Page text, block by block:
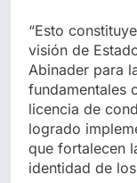
“Esto
visión de
Abinader para
fundamentales
licencia de
logrado
que fortalecen
identidad de